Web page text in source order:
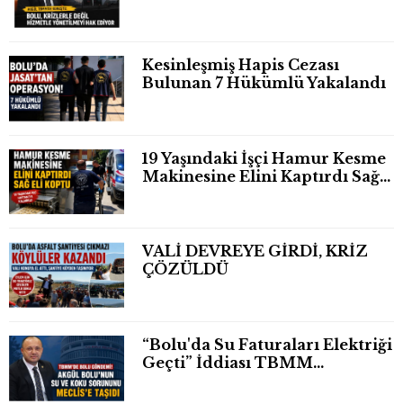
Kesinleşmiş Hapis Cezası
Bulunan 7 Hükümlü Yakalandı
19 Yaşındaki İşçi Hamur Kesme
Makinesine Elini Kaptırdı Sağ
VALİ DEVREYE GİRDİ, KRİZ
ÇÖZÜLDÜ
“Bolu'da Su Faturaları Elektriği
Geçti” İddiası TBMM